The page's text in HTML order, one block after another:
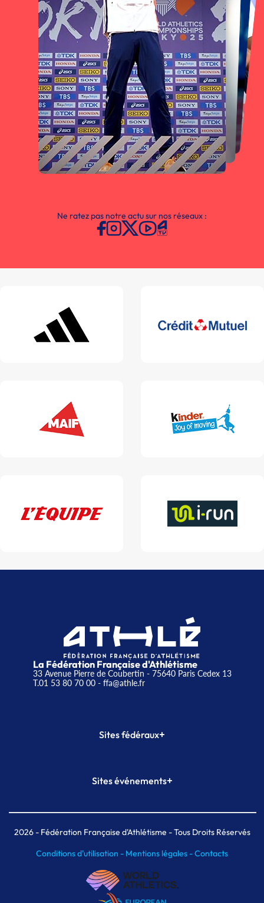
Ne ratez pas notre actu sur nos réseaux :
La Fédération Française d'Athlétisme
33 Avenue Pierre de Coubertin - 75640 Paris Cedex 13
T.01 53 80 70 00- ffa@athle.fr
Sites fédéraux+
Plateforme Formation
Sites événements+
Meeting de Paris indoor
MAIF Ekiden de Paris
2026- Fédération Française d'Athlétisme - Tous Droits Réservés
Conditions d'utilisation - Mentions légales -Contacts